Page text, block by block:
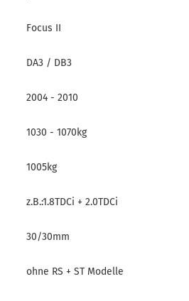
Focus II
DA3 / DB3
2004 - 2010
1030 - 1070kg
1005kg
z.B.:1.8TDCi + 2.0TDCi
30/30mm
ohne RS + ST Modelle